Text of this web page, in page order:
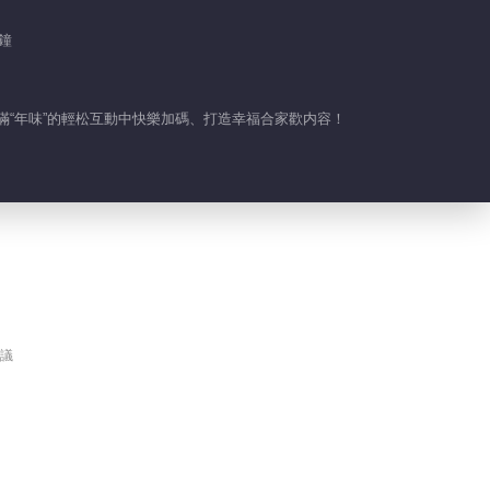
年味”的輕松互動中快樂加碼、打造幸福合家歡内容！